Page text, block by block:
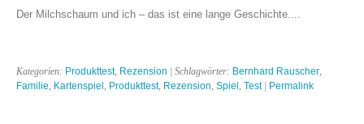
Der Milchschaum und ich – das ist eine lange Geschichte....
Kategorien: Produkttest, Rezension | Schlagwörter: Bernhard Rauscher,
Familie, Kartenspiel , Produkttest, Rezension, Spiel , Test| Permalink